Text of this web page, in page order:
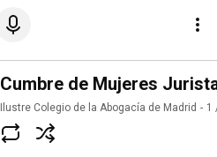
Cumbre de Mujeres
Ilustre Colegio de la Abogacía de Madrid 1